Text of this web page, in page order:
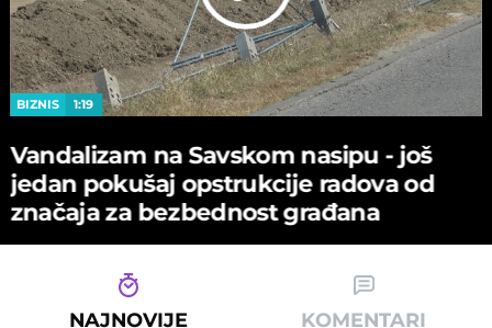
BIZNIS 1:19
Vandalizam na Savskom nasipu - јoš
јedan pokušaј opstrukciјe radova od
značaјa za bezbednost građana
NAJNOVIJE KOMENTARI